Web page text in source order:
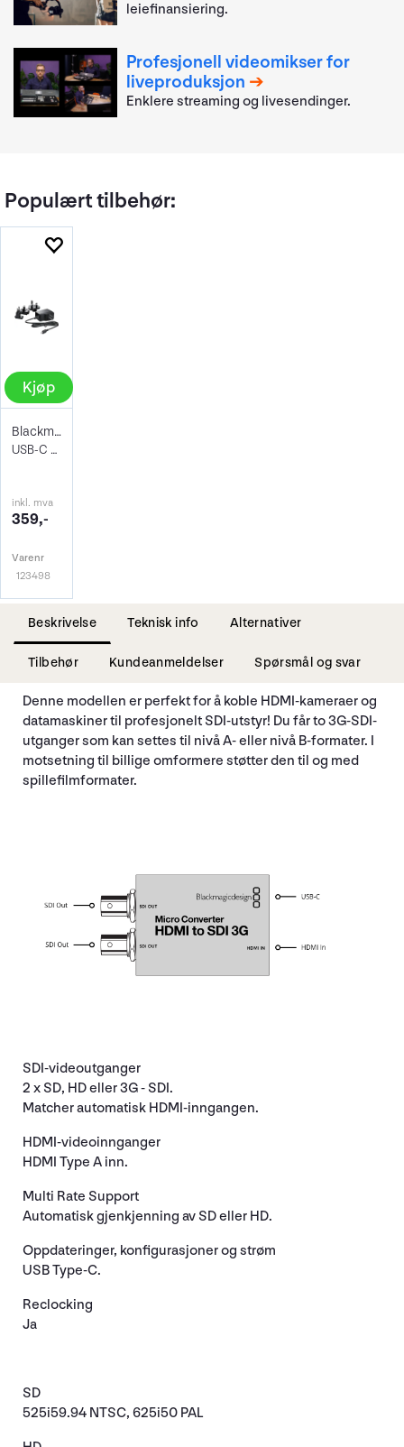
leiefinansiering.
Profesjonell videomikser for
liveproduksjon
Enklere streaming og livesendinger.
Populært tilbehør:
Kjøp
Blackmagic Power Supply micro konverter
USB-C Power 5V 10W
inkl. mva
359,-
Varenr
123498
Beskrivelse Teknisk info Alternativer
Tilbehør Kundeanmeldelser Spørsmål og svar
Denne modellen er perfekt for å koble HDMI-kameraer og
datamaskiner til profesjonelt SDI-utstyr! Du får to 3G-SDI-
utganger som kan settes til nivå A- eller nivå B-formater. I
motsetning til billige omformere støtter den til og med
spillefilmformater.
SDI-videoutganger
2 x SD, HD eller 3G - SDI.
Matcher automatisk HDMI-inngangen.
HDMI-videoinnganger
HDMI Type A inn.
Multi Rate Support
Automatisk gjenkjenning av SD eller HD.
Oppdateringer, konfigurasjoner og strøm
USB Type-C.
Reclocking
Ja
SD
525i59.94 NTSC, 625i50 PAL